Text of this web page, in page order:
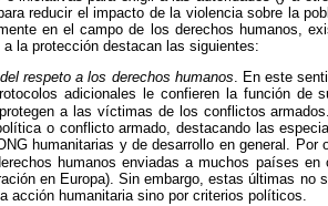
reducir el impacto de la violencia sobre la
en el campo de los derechos humanos,
la protección destacan las siguientes:
respeto a los derechos humanos. En este
adicionales le confieren la función de
a las víctimas de los conflictos
o conflicto armado, destacando las
humanitarias y de desarrollo en general. Por
humanos enviadas a muchos países
en Europa). Sin embargo, estas últimas
acción humanitaria sino por criterios políticos.